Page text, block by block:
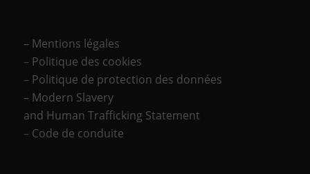
– Mentions légales
– Politique des cookies
– Politique de protection des données
– Modern Slavery
and Human Trafficking Statement
– Code de conduite